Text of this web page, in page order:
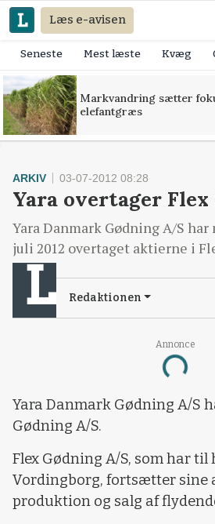
Læs e-avisen
Seneste Mest læste Kvæg
Markvandring sætter
elefantgræs
Annonce
Loading...
ARKIV 03-07-2012 08:28
Yara overtager
Yara Danmark Gødning A/S
juli 2012 overtaget aktierne i
Redaktionen
Yara Danmark Gødning A/S
Gødning A/S.
Flex Gødning A/S, som har til
Vordingborg, fortsætter sine
produktion og salg af